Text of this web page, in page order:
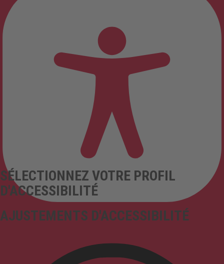
AJUSTEMENTS D'ACCESSIBILITÉ
SÉLECTIONNEZ VOTRE PROFIL
D'ACCESSIBILITÉ